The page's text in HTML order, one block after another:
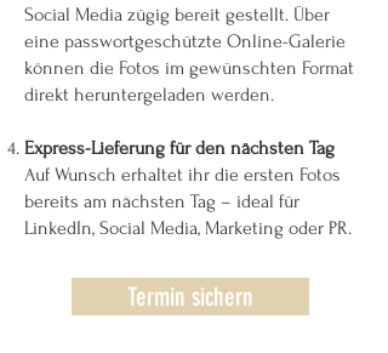
Social Media zügig bereit gestellt. Über
eine passwortgeschützte Online-Galerie
können die Fotos im gewünschten Format
direkt heruntergeladen werden.
Express-Lieferung für den nächsten Tag
Auf Wunsch erhaltet ihr die ersten Fotos
bereits am nächsten Tag – ideal für
LinkedIn, Social Media, Marketing oder PR.
Termin sichern